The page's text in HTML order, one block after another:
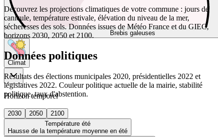
Brebis galeuses
Climat
Horizon temporel
2030 2050
2100
Température été
Hausse de la température moyenne en été
Découvrez les projections climatiques de votre commune : jours de
canicule, température estivale, élévation du niveau de la mer,
sécheresses des sols. Données issues de Météo France et du GIEC,
horizons 2030, 2050 et 2100.
Données politiques
Résultats des élections municipales 2020, présidentielles 2022 et
législatives 2022. Couleur politique actuelle de la mairie, stabilité
politique, taux d'abstention.